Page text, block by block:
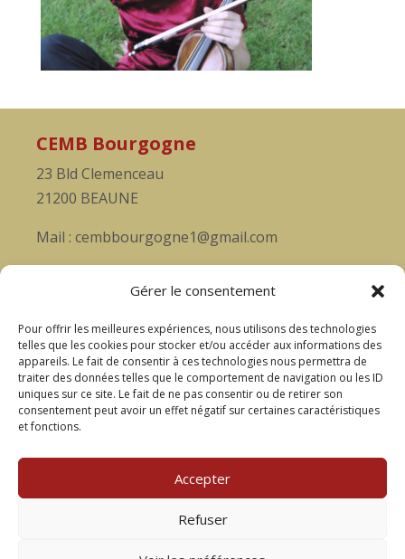
Gérer le consentement
Pour offrir les meilleures expériences, nous utilisons des technologies
telles que les cookies pour stocker et/ou accéder aux informations des
appareils. Le fait de consentir à ces technologies nous permettra de
traiter des données telles que le comportement de navigation ou les ID
uniques sur ce site. Le fait de ne pas consentir ou de retirer son
consentement peut avoir un effet négatif sur certaines caractéristiques
et fonctions.
Accepter
Refuser
CEMB Bourgogne
23 Bld Clemenceau
21200 BEAUNE
Mail : cembbourgogne1@gmail.com
Soutenez nous
aventure musicale et passionnée!
Accèder au formulaire
Liens utiles
Mentions légales
Politique des cookies